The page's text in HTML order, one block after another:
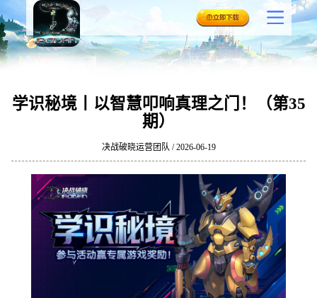
学识秘境丨以智慧叩响真理之门！（第35
期）
决战破晓运营团队 / 2026-06-19